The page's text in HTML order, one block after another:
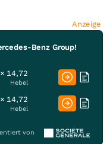
Anzeige
Benz Group!
× 14,72
Hebel
× 14,72
Hebel
von